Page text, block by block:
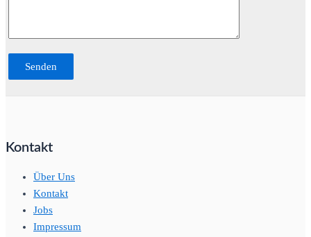
Kontakt
Über Uns
Kontakt
Jobs
Impressum